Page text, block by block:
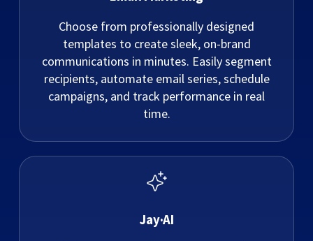
Choose from professionally designed
templates to create sleek, on-brand
communications in minutes. Easily segment
recipients, automate email series, schedule
campaigns, and track performance in real
time.
Jay·AI